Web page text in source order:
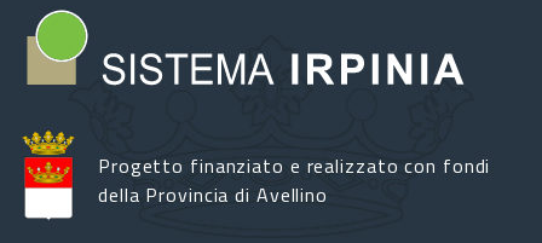
Progetto finanziato e realizzato con fondi
della Provincia di Avellino